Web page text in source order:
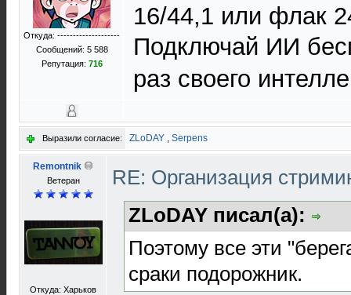
Откуда: --------------------
Сообщений: 5 588
Репутация: 716
16/44,1 или флак
Подключай ИИ
раз своего
Выразили согласие: ZLoDAY , Serpens
Remontnik
Ветеран
Откуда: Харьков
RE: Организация
ZLoDAY писал(а):
Поэтому все эти
сраки подорожник.